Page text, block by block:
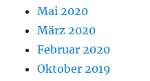
Mai 2020
März 2020
Februar 2020
Oktober 2019